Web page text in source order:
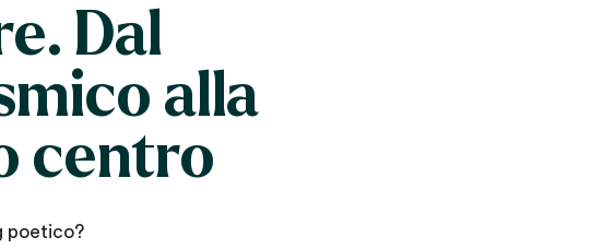
Dal
alla
centro
poetico?